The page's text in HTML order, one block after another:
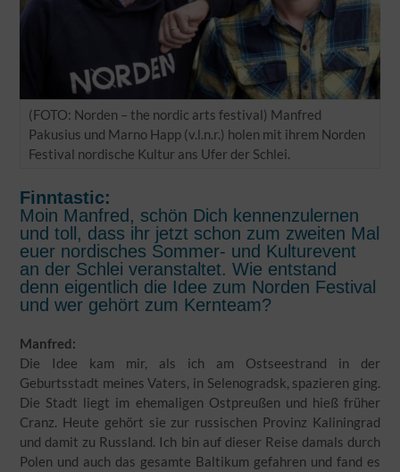
(FOTO: Norden – the nordic arts festival) Manfred
Pakusius und Marno Happ (v.l.n.r.) holen mit ihrem Norden
Festival nordische Kultur ans Ufer der Schlei.
Finntastic:
Moin Manfred, schön Dich kennenzulernen
und toll, dass ihr jetzt schon zum zweiten Mal
euer nordisches Sommer- und Kulturevent
an der Schlei veranstaltet. Wie entstand
denn eigentlich die Idee zum Norden Festival
und wer gehört zum Kernteam?
Manfred:
Die Idee kam mir, als ich am Ostseestrand in der
Geburtsstadt meines Vaters, in Selenogradsk, spazieren ging.
Die Stadt liegt im ehemaligen Ostpreußen und hieß früher
Cranz. Heute gehört sie zur russischen Provinz Kaliningrad
und damit zu Russland. Ich bin auf dieser Reise damals durch
Polen und auch das gesamte Baltikum gefahren und fand es